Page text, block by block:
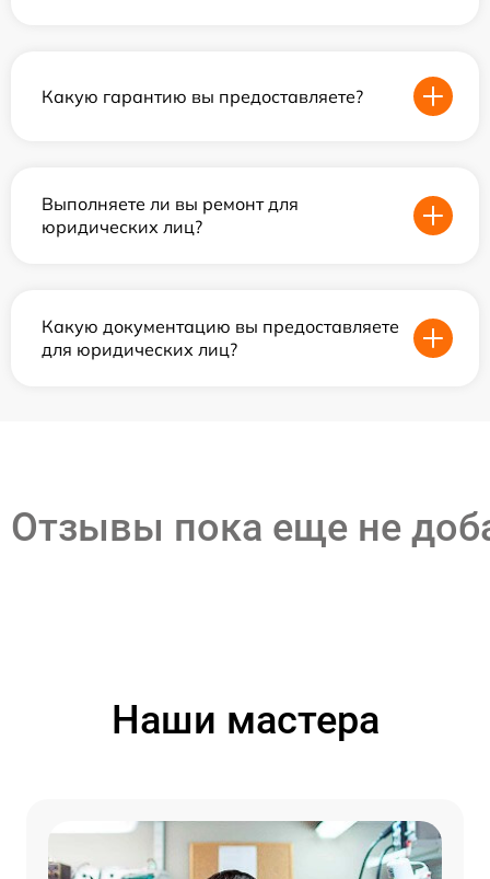
Какую гарантию вы предоставляете?
Выполняете ли вы ремонт для
юридических лиц?
Какую документацию вы предоставляете
для юридических лиц?
Отзывы пока еще не
Наши мастера